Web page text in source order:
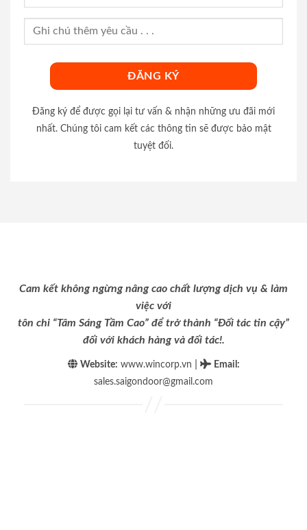
Đăng ký để được gọi lại tư vấn & nhận những ưu đãi mới
nhất. Chúng tôi cam kết các thông tin sẽ được bảo mật
tuyệt đối.
Cam kết không ngừng nâng cao chất lượng dịch vụ & làm
việc với
tôn chỉ “Tâm Sáng Tầm Cao” để trở thành “Đối tác tin cậy”
đối với khách hàng và đối tác!.
Website: www.wincorp.vn Email :
sales.saigondoor@gmail.com